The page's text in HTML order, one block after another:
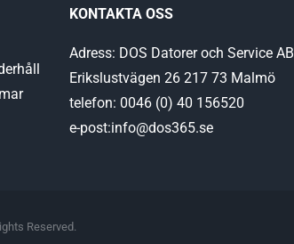
KONTAKTA OSS
Adress: DOS Datorer och Service AB
Erikslustvägen 26 217 73 Malmö
telefon: 0046 (0) 40 156520
e-post:info@dos365.se
Reserved.